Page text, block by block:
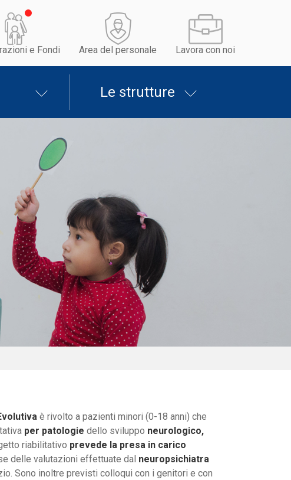
e Fondi Area del personale Lavora con noi
Le strutture
è rivolto a pazienti minori (0-18 anni) che
per patologie dello sviluppo neurologico,
riabilitativo prevede la presa in carico
delle valutazioni effettuate dal neuropsichiatra
Sono inoltre previsti colloqui con i genitori e con